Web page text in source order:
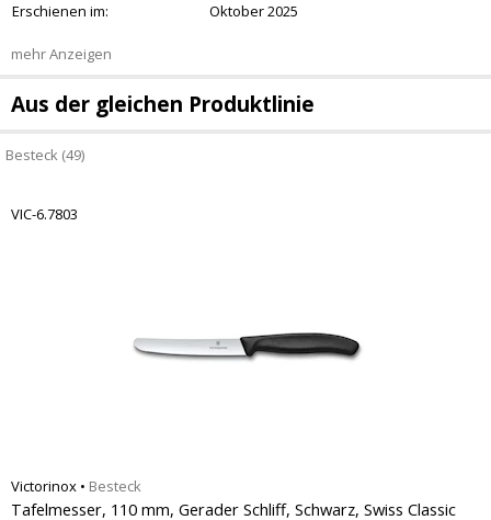
Erschienen im:
Oktober 2025
mehr Anzeigen
Aus der gleichen Produktlinie
Besteck (49)
VIC-6.7803
Victorinox • Besteck
Tafelmesser, 110 mm, Gerader Schliff, Schwarz, Swiss Classic